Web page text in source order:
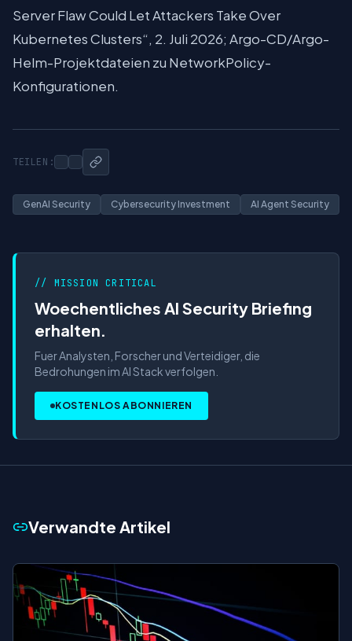
Server Flaw Could Let Attackers Take Over
Kubernetes Clusters“, 2. Juli 2026; Argo-CD/Argo-
Helm-Projektdateien zu NetworkPolicy-
Konfigurationen.
TEILEN:
GenAI Security Cybersecurity Investment AI Agent Security
// MISSION CRITICAL
Woechentliches AI Security Briefing
erhalten.
Fuer Analysten, Forscher und Verteidiger, die
Bedrohungen im AI Stack verfolgen.
KOSTENLOS ABONNIEREN
Verwandte Artikel